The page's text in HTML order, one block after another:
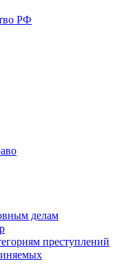
РФ
делам
преступлений